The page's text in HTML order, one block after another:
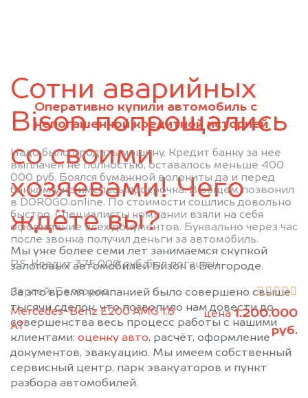
Оперативно купили автомобиль с
непогашенной кредитной историей
Надо было продать машину. Кредит банку за нее
выплачен не полностью, оставалось меньше 400
000 руб. Боялся бумажной волокиты да и перед
банком уже имелась просрочка. В общем позвонил
в DOROGO.online. По стоимости сошлись довольно
быстро. Специалисты компании взяли на себя
оформление всех документов. Буквально через час
после звонка получил деньги за автомобиль.
P.S. Кредит 375.000 руб. был погашен.
Сергей, Белгород
Mercedes-Benz E200 AMG 1.8
АТ
цена1.200.000
руб.
Сотни аварийных
Bison попрощались
со своими
хозяевами! Чего
ждёте вы?
Мы уже более семи лет занимаемся скупкой
залоговых автомобилей Бизон в Белгороде.
За это время компанией было совершено свыше
тысячи сделок, что позволило нам довести до
совершенства весь процесс работы с нашими
клиентами: оценку авто, расчёт, оформление
документов, эвакуацию. Мы имеем собственный
сервисный центр, парк эвакуаторов и пункт
разбора автомобилей.